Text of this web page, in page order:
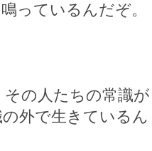
っているんだぞ。
の人たちの常識が
外で生きているん